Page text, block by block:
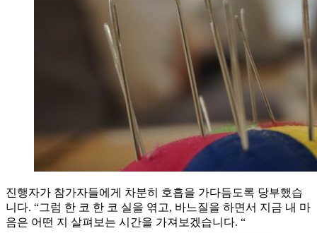
진행자가 참가자들에게 차분히 호흡을 가다듬도록 당부했습
니다. “그럼 한 코 한 코 실을 엮고, 바느질을 하면서 지금 내 마
음은 어떤 지 살펴보는 시간을 가져보겠습니다. “